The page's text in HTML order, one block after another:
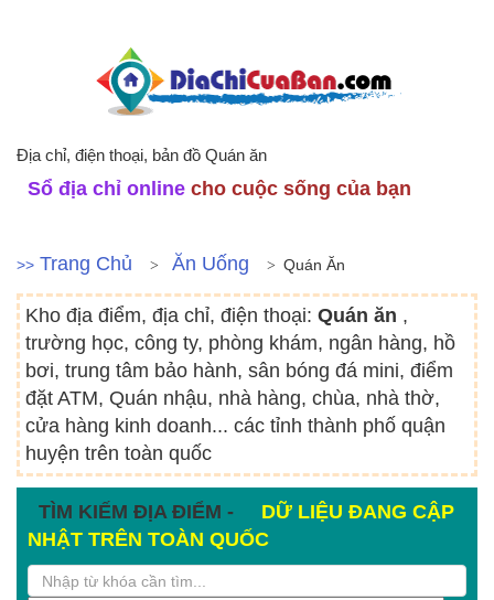
Địa chỉ, điện thoại, bản đồ Quán ăn
Sổ địa chỉ online cho cuộc sống của bạn
>> Trang Chủ Ăn Uống Quán Ăn
Kho địa điểm, địa chỉ, điện thoại: Quán ăn ,
trường học, công ty, phòng khám, ngân hàng, hồ
bơi, trung tâm bảo hành, sân bóng đá mini, điểm
đặt ATM, Quán nhậu, nhà hàng, chùa, nhà thờ,
cửa hàng kinh doanh... các tỉnh thành phố quận
huyện trên toàn quốc
TÌM KIẾM ĐỊA ĐIỂM -
DỮ LIỆU ĐANG CẬP
NHẬT TRÊN TOÀN QUỐC